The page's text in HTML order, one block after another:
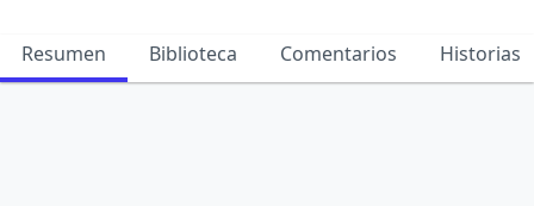
Resumen Biblioteca Comentarios Historias